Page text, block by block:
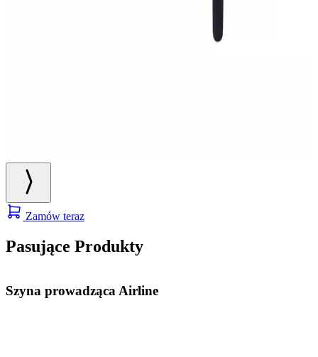
Zamów teraz
Pasujące Produkty
Szyna prowadząca Airline